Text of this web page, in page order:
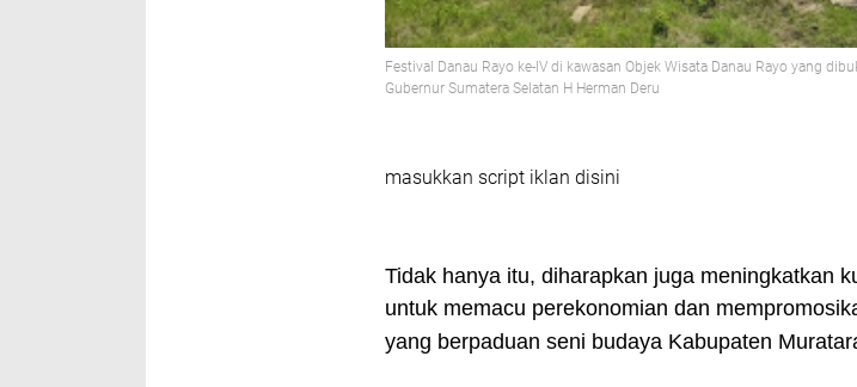
Festival Danau Rayo ke-IV di kawasan Objek Wisata Danau Rayo yang
Gubernur Sumatera Selatan H Herman Deru
masukkan script iklan disini
Tidak hanya itu, diharapkan juga meningkatkan
untuk memacu perekonomian dan
yang berpaduan seni budaya Kabupaten